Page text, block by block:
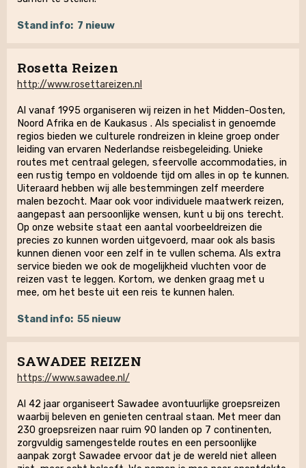
Stand info: 7 nieuw
Rosetta Reizen
http://www.rosettareizen.nl
Al vanaf 1995 organiseren wij reizen in het Midden-Oosten,
Noord Afrika en de Kaukasus . Als specialist in genoemde
regios bieden we culturele rondreizen in kleine groep onder
leiding van ervaren Nederlandse reisbegeleiding. Unieke
routes met centraal gelegen, sfeervolle accommodaties, in
een rustig tempo en voldoende tijd om alles in op te kunnen.
Uiteraard hebben wij alle bestemmingen zelf meerdere
malen bezocht. Maar ook voor individuele maatwerk reizen,
aangepast aan persoonlijke wensen, kunt u bij ons terecht.
Op onze website staat een aantal voorbeeldreizen die
precies zo kunnen worden uitgevoerd, maar ook als basis
kunnen dienen voor een zelf in te vullen schema. Als extra
service bieden we ook de mogelijkheid vluchten voor de
reizen vast te leggen. Kortom, we denken graag met u
mee, om het beste uit een reis te kunnen halen.
Stand info: 55 nieuw
SAWADEE REIZEN
https://www.sawadee.nl/
Al 42 jaar organiseert Sawadee avontuurlijke groepsreizen
waarbij beleven en genieten centraal staan. Met meer dan
230 groepsreizen naar ruim 90 landen op 7 continenten,
zorgvuldig samengestelde routes en een persoonlijke
aanpak zorgt Sawadee ervoor dat je de wereld niet alleen